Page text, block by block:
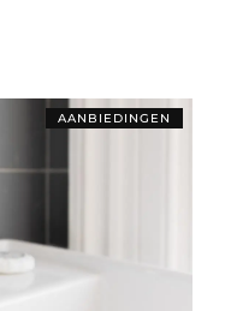
AANBIEDINGEN